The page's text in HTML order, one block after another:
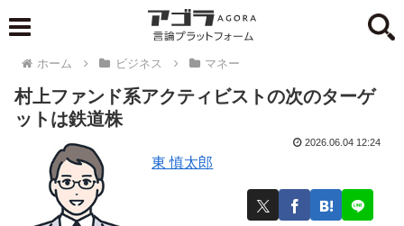
ホーム ビジネス マネー
村上ファンド系アクティビストの次のターゲ
ットは鉄道株
東 慎太郎
2026.06.04 12:24